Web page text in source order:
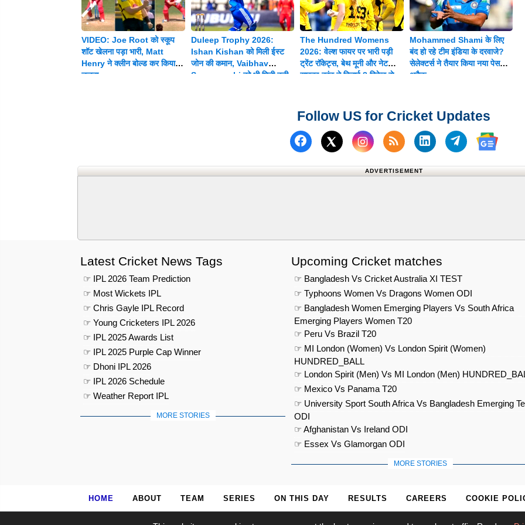
VIDEO: Joe Root को स्कूप
शॉट खेलना पड़ा भारी, Matt
Henry ने क्लीन बोल्ड कर किया
चलता
Duleep Trophy 2026:
Ishan Kishan को मिली ईस्ट
जोन की कमान, Vaibhav
Suryavanshi को भी मिली बड़ी
The Hundred Womens
2026: वेल्श फायर पर भारी पड़ी
ट्रेंट रॉकेट्स, बेथ मूनी और नेट
साइवर-ब्रंट ने दिलाई 8 विकेट से
Mohammed Shami के लिए
बंद हो रहे टीम इंडिया के दरवाजे?
सेलेक्टर्स ने तैयार किया नया पेस
अटैक
Follow US for Cricket Updates
Follow us on Facebook
Follow us on X (Twitter)
Subscribe to our RSS Feed
Follow us onFollow us on
Follow
ADVERTISEMENT
Latest Cricket News Tags
☞ IPL 2026 Team Prediction
☞ Most Wickets IPL
☞ Chris Gayle IPL Record
☞ Young Cricketers IPL 2026
☞ IPL 2025 Awards List
☞ IPL 2025 Purple Cap Winner
☞ Dhoni IPL 2026
☞ IPL 2026 Schedule
☞ Weather Report IPL
MORE STORIES
Upcoming Cricket matches
☞ Bangladesh Vs Cricket Australia XI TEST
☞ Typhoons Women Vs Dragons Women ODI
☞ Bangladesh Women Emerging Players Vs South Africa
Emerging Players Women T20
☞ Peru Vs Brazil T20
☞ MI London (Women) Vs London Spirit (Women)
HUNDRED_BALL
☞ London Spirit (Men) Vs MI London (Men)
☞ Mexico Vs Panama T20
☞ University Sport South Africa Vs Bangladesh Emerging
ODI
☞ Afghanistan Vs Ireland ODI
☞ Essex Vs Glamorgan ODI
MORE STORIES
HOME ABOUT TEAM SERIES ON THIS DAY RESULTS CAREERS COOKIE